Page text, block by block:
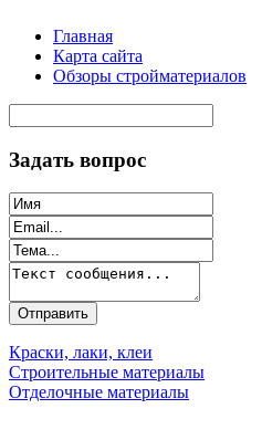
Главная
Карта сайта
Обзоры стройматериалов
Задать вопрос
Краски, лаки, клеи
Строительные материалы
Отделочные материалы